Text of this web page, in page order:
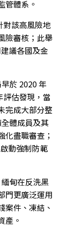
管體系。
對該高風險地
險審核；此舉
議各國及金
於 2020 年
評估發現，當
完成大部分整
體成員及其
化盡職審查；
動強制防範
甸在反洗黑
門更廣泛運用
案件、凍結、
產。